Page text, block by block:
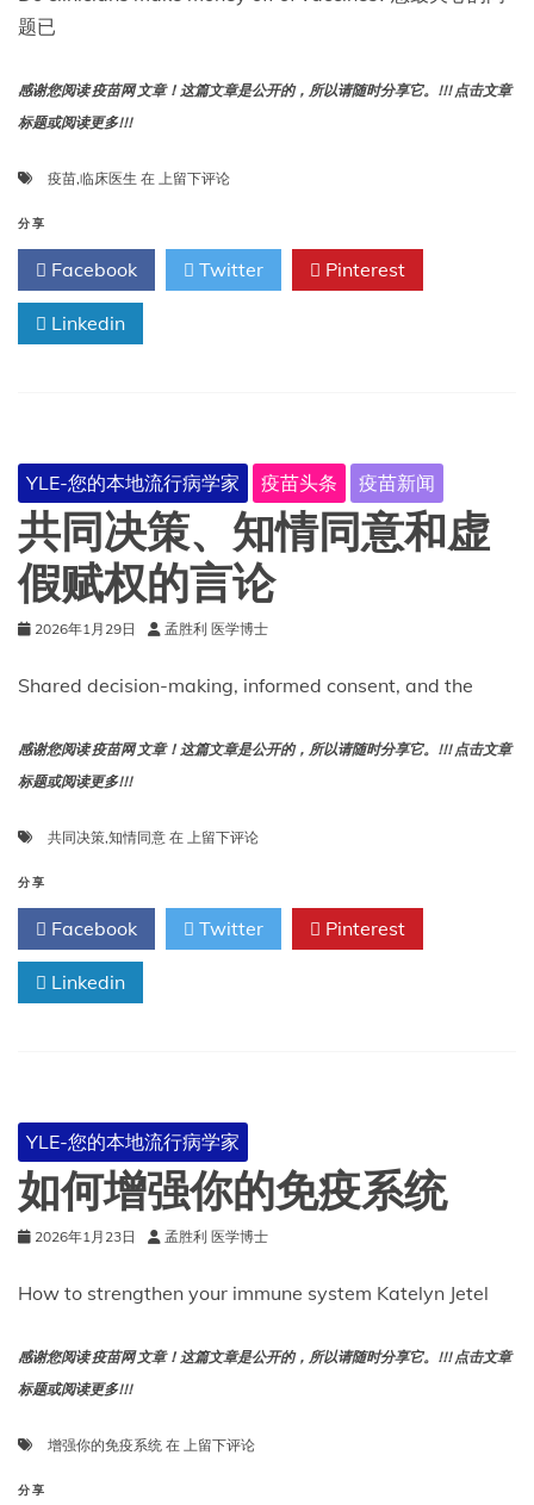
抬
退
卫
组
织，
州
仍
世
卫
组
织。
题已
感谢您阅读 疫苗网 文章！这篇文章是公开的，所以请随时分享它。!!! 点击文章
标题或阅读更多!!!
疫苗,临床医生 在 临
生
从
上留下评论
分享
Facebook Twitter Pinterest
Linkedin
YLE-您的本地流行病学家 疫苗头条 疫苗新闻
共同决策、知情同意和虚
假赋权的言论
2026年1月29日 孟胜利 医学博士
Shared decision-making, informed consent, and the
感谢您阅读 疫苗网 文章！这篇文章是公开的，所以请随时分享它。!!! 点击文章
标题或阅读更多!!!
共同决策,知情同意 在 共
策、
知
情
权
的
论
上留下评论
分享
Facebook Twitter Pinterest
Linkedin
YLE-您的本地流行病学家
如何增强你的免疫系统
2026年1月23日 孟胜利 医学博士
How to strengthen your immune system Katelyn Jetel
感谢您阅读 疫苗网 文章！这篇文章是公开的，所以请随时分享它。!!! 点击文章
标题或阅读更多!!!
增强你的免疫系统 在 如
上留下评论
分享